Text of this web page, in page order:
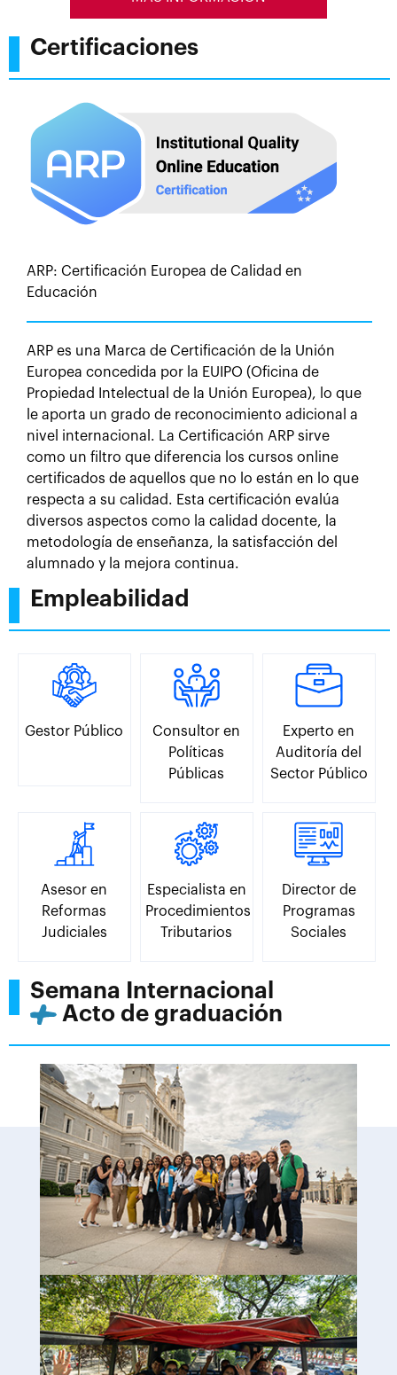
Certificaciones
ARP: Certificación Europea de Calidad en
Educación
ARP es una Marca de Certificación de la Unión
Europea concedida por la EUIPO (Oficina de
Propiedad Intelectual de la Unión Europea), lo que
le aporta un grado de reconocimiento adicional a
nivel internacional. La Certificación ARP sirve
como un filtro que diferencia los cursos online
certificados de aquellos que no lo están en lo que
respecta a su calidad. Esta certificación evalúa
diversos aspectos como la calidad docente, la
metodología de enseñanza, la satisfacción del
alumnado y la mejora continua.
Empleabilidad
Gestor Público
Consultor en
Políticas
Públicas
Experto en
Auditoría del
Sector Público
Asesor en
Reformas
Judiciales
Especialista en
Procedimientos
Tributarios
Director de
Programas
Sociales
Semana Internacional
Acto de graduación